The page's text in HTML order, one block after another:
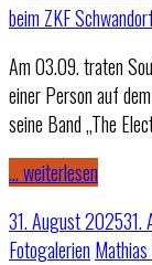
Am 03.09. traten
einer Person auf
seine Band „The
… weiterlesen
31. August 202531.
Fotogalerien